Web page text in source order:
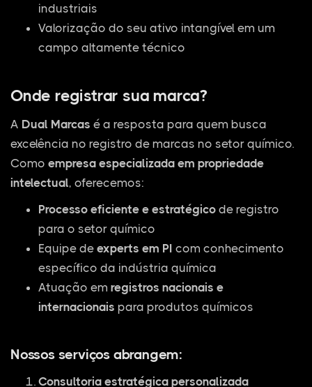
industriais
Valorização do seu ativo intangível em um
campo altamente técnico
Onde registrar sua marca?
A Dual Marcas é a resposta para quem busca
excelência no registro de marcas no setor químico.
Como empresa especializada em propriedade
intelectual, oferecemos:
Processo eficiente e estratégico de registro
para o setor químico
Equipe de experts em PI com conhecimento
específico da indústria química
Atuação em registros nacionais e
internacionais para produtos químicos
Nossos serviços abrangem:
Consultoria estratégica personalizada